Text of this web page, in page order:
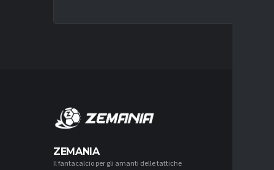
ZEMANIA
Il fantacalcio per gli amanti delle tattiche